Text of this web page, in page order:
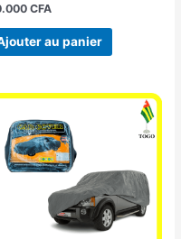
CFA
au panier